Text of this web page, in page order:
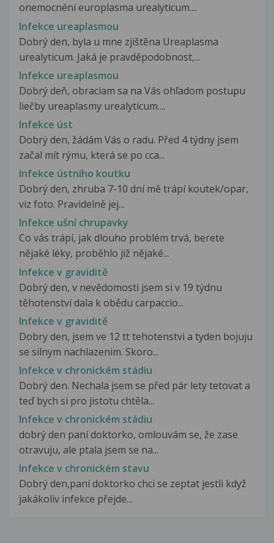
onemocnéní europlasma urealyticum....
Infekce ureaplasmou
Dobrý den, byla u mne zjištěna Ureaplasma
urealyticum. Jaká je pravděpodobnost,...
Infekce ureaplasmou
Dobrý deň, obraciam sa na Vás ohľadom postupu
liečby ureaplasmy urealyticum....
Infekce úst
Dobrý den, žádám Vás o radu. Před 4 týdny jsem
začal mít rýmu, která se po cca...
Infekce ústního koutku
Dobrý den, zhruba 7-10 dní mě trápí koutek/opar,
viz foto. Pravidelně jej...
Infekce ušní chrupavky
Co vás trápí, jak dlouho problém trvá, berete
nějaké léky, proběhlo již nějaké...
Infekce v graviditě
Dobrý den, v nevědomosti jsem si v 19 týdnu
těhotenství dala k obědu carpaccio...
Infekce v graviditě
Dobry den, jsem ve 12 tt tehotenstvi a tyden bojuju
se silnym nachlazenim. Skoro...
Infekce v chronickém stádiu
Dobrý den. Nechala jsem se před pár lety tetovat a
teď bych si pro jistotu chtěla...
Infekce v chronickém stádiu
dobrý den paní doktorko, omlouvám se, že zase
otravuju, ale ptala jsem se na...
Infekce v chronickém stavu
Dobrý den,paní doktorko chci se zeptat jestli když
jakákoliv infekce přejde...